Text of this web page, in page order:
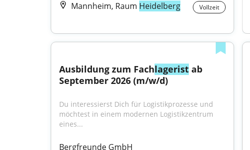
Mannheim, Raum Heidelberg Vollzeit
Ausbildung zum Fachlagerist ab
September 2026 (m/w/d)
Du interessierst Dich für Logistikprozesse und
möchtest in einem modernen Logistikzentrum
eines...
Bergfreunde GmbH